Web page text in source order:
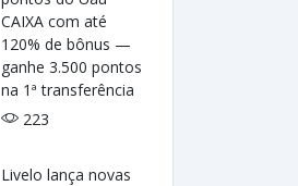
CAIXA com até
120% de bônus —
ganhe 3.500 pontos
na 1ª transferência
223
Livelo lança novas